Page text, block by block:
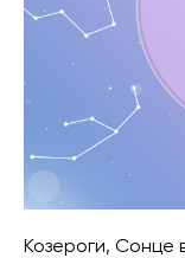
Козероги, Сонце